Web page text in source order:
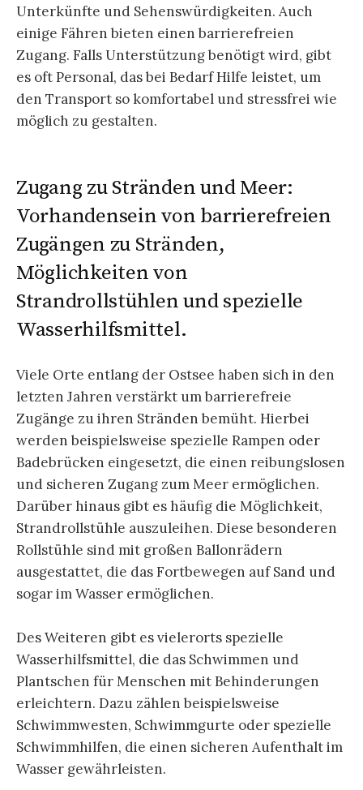
Unterkünfte und Sehenswürdigkeiten. Auch
einige Fähren bieten einen barrierefreien
Zugang. Falls Unterstützung benötigt wird, gibt
es oft Personal, das bei Bedarf Hilfe leistet, um
den Transport so komfortabel und stressfrei wie
möglich zu gestalten.
Zugang zu Stränden und Meer:
Vorhandensein von barrierefreien
Zugängen zu Stränden,
Möglichkeiten von
Strandrollstühlen und spezielle
Wasserhilfsmittel.
Viele Orte entlang der Ostsee haben sich in den
letzten Jahren verstärkt um barrierefreie
Zugänge zu ihren Stränden bemüht. Hierbei
werden beispielsweise spezielle Rampen oder
Badebrücken eingesetzt, die einen reibungslosen
und sicheren Zugang zum Meer ermöglichen.
Darüber hinaus gibt es häufig die Möglichkeit,
Strandrollstühle auszuleihen. Diese besonderen
Rollstühle sind mit großen Ballonrädern
ausgestattet, die das Fortbewegen auf Sand und
sogar im Wasser ermöglichen.
Des Weiteren gibt es vielerorts spezielle
Wasserhilfsmittel, die das Schwimmen und
Plantschen für Menschen mit Behinderungen
erleichtern. Dazu zählen beispielsweise
Schwimmwesten, Schwimmgurte oder spezielle
Schwimmhilfen, die einen sicheren Aufenthalt im
Wasser gewährleisten.